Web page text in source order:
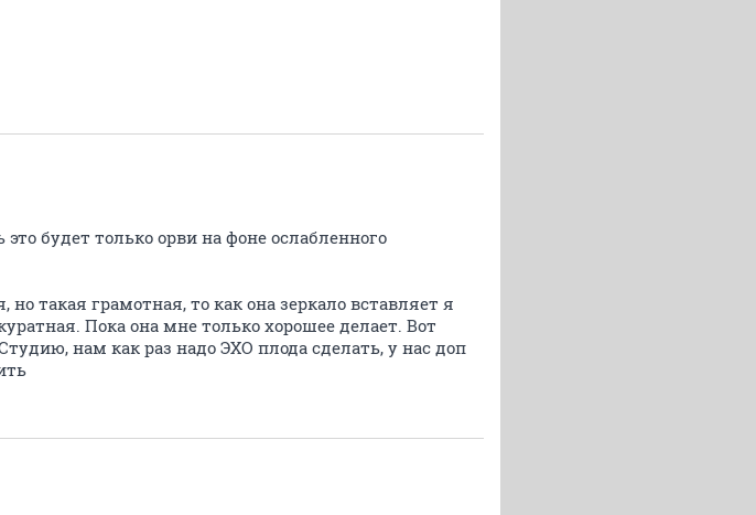
будет только орви на фоне ослабленного
такая грамотная, то как она зеркало вставляет я
Пока она мне только хорошее делает. Вот
нам как раз надо ЭХО плода сделать, у нас доп